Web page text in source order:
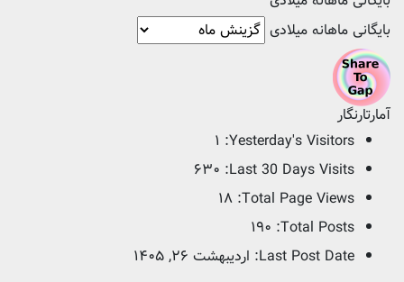
بایگانی ماهانه میلادی
آمارتارنگار
Yesterday's Visitors: ۱
Last 30 Days Visits: ۶۳۰
Total Page Views: ۱۸
Total Posts: ۱۹۰
Last Post Date: اردیبهشت ۲۶, ۱۴۰۵